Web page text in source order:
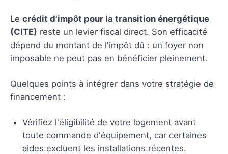
Le crédit d'impôt pour la transition énergétique
(CITE) reste un levier fiscal direct. Son efficacité
dépend du montant de l'impôt dû : un foyer non
imposable ne peut pas en bénéficier pleinement.
Quelques points à intégrer dans votre stratégie de
financement :
Vérifiez l'éligibilité de votre logement avant
toute commande d'équipement, car certaines
aides excluent les installations récentes.